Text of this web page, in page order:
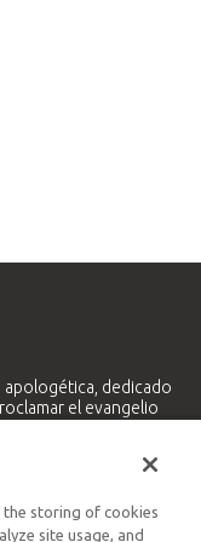
apologética, dedicado
el evangelio
y Latinoamericano
the storing of cookies
site usage, and